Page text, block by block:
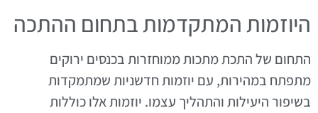
היוזמות המתקדמות בתחום ההתכה
התחום של התכת מתכות ממוחזרות בכנסים ירוקים
מתפתח במהירות, עם יוזמות חדשניות שמתמקדות
בשיפור היעילות והתהליך עצמו. יוזמות אלו כוללות